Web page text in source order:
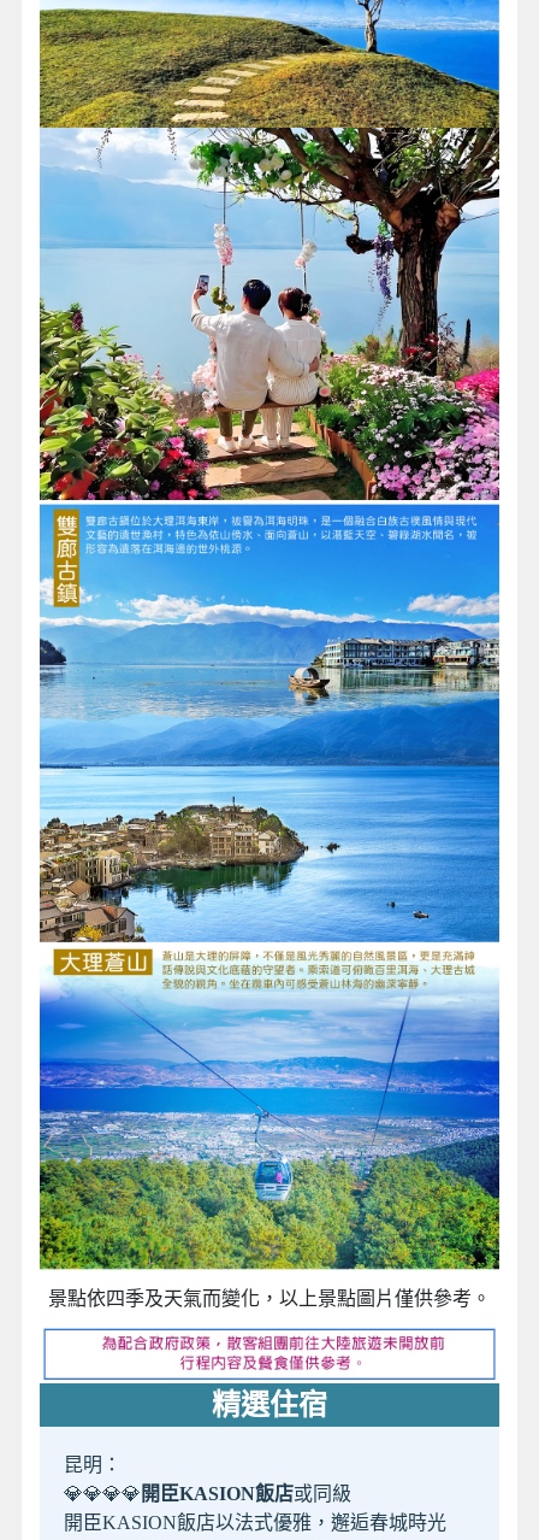
景點依四季及天氣而變化，以上景點圖片僅供參考。
精選住宿
昆明：
💎💎💎💎 開臣KASION飯店或同級
開臣KASION飯店以法式優雅，邂逅春城時光